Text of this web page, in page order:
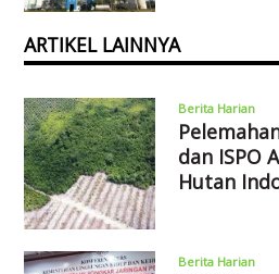
ARTIKEL LAINNYA
Berita Harian
dan ISPO
Hutan
Berita Harian